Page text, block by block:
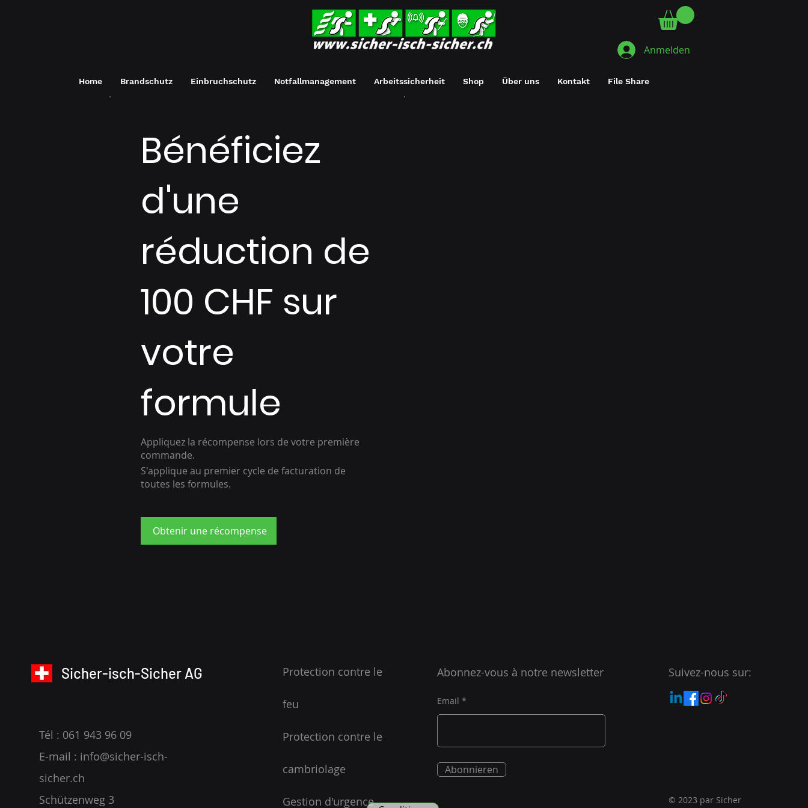
Anmelden
Home Brandschutz Einbruchschutz Notfallmanagement Arbeitssicherheit Shop Über uns Kontakt File Share
Bénéficiez
d'une
réduction de
100 CHF sur
votre
formule
Appliquez la récompense lors de votre première
commande.
Obtenir une récompense
S'applique au premier cycle de facturation de
toutes les formules.
Sicher-isch-Sicher AG
Tél : 061 943 96 09
E-mail : info@sicher-isch-
sicher.ch
Schützenweg 3
Protection contre le
feu
Protection contre le
cambriolage
Gestion d'urgence
Abonnez-vous à notre newsletter
Email
Abonnieren
Suivez-nous sur:
© 2023 par Sicher